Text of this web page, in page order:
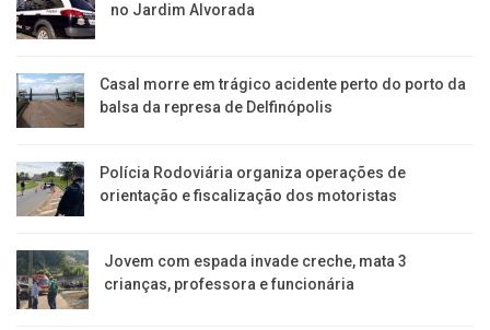
no Jardim Alvorada
Casal morre em trágico acidente perto do porto da
balsa da represa de Delfinópolis
Polícia Rodoviária organiza operações de
orientação e fiscalização dos motoristas
Jovem com espada invade creche, mata 3
crianças, professora e funcionária